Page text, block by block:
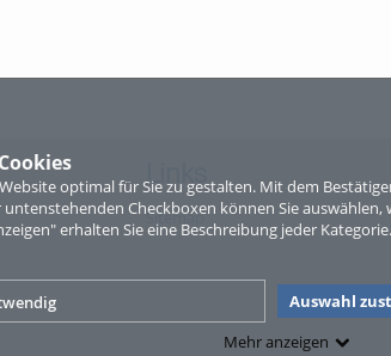
optimal für Sie zu gestalten. Mit dem
Checkboxen können Sie
erhalten Sie eine Beschreibung jeder
Auswahl
Mehr anzeigen
Links
Sitemap